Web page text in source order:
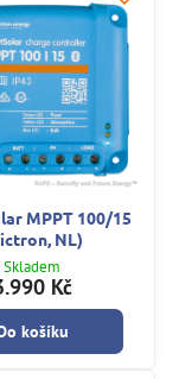
MPPT 100/15
NL)
Skladem
Kč
košíku